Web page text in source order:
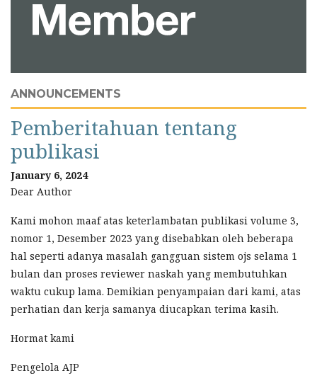
ANNOUNCEMENTS
Pemberitahuan tentang
publikasi
January 6, 2024
Dear Author
Kami mohon maaf atas keterlambatan publikasi volume 3,
nomor 1, Desember 2023 yang disebabkan oleh beberapa
hal seperti adanya masalah gangguan sistem ojs selama 1
bulan dan proses reviewer naskah yang membutuhkan
waktu cukup lama. Demikian penyampaian dari kami, atas
perhatian dan kerja samanya diucapkan terima kasih.
Hormat kami
Pengelola AJP